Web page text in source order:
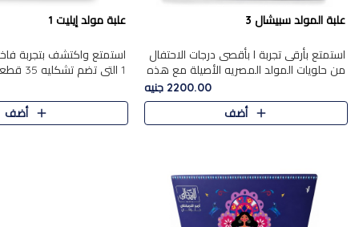
علبة المولد سبيشال 3
استمتع بأرقى تجربة ا بأقصى درجات الاحتفال
من حلويات المولد المصريه الأصيلة مع هذه
الفخامة مع علبة سبيشال 3 التي تضم 56
قطعة من تشكيلة استثن..
2200.00 جنيه
أضف
علبة مولد إيليت 1
استمتع واكتشف بتجربة
1 التي
حلويات المولد المصري
بشكل جميل في علبة
أضف